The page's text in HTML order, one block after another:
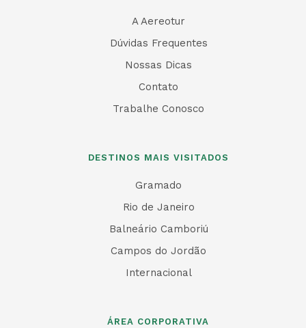
A Aereotur
Dúvidas Frequentes
Nossas Dicas
Contato
Trabalhe Conosco
DESTINOS MAIS VISITADOS
Gramado
Rio de Janeiro
Balneário Camboriú
Campos do Jordão
Internacional
ÁREA CORPORATIVA